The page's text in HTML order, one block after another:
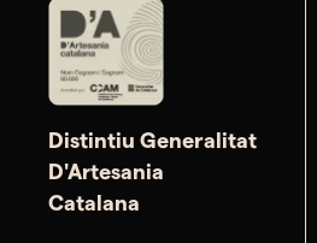
Distintiu Generalitat
D'Artesania
Catalana